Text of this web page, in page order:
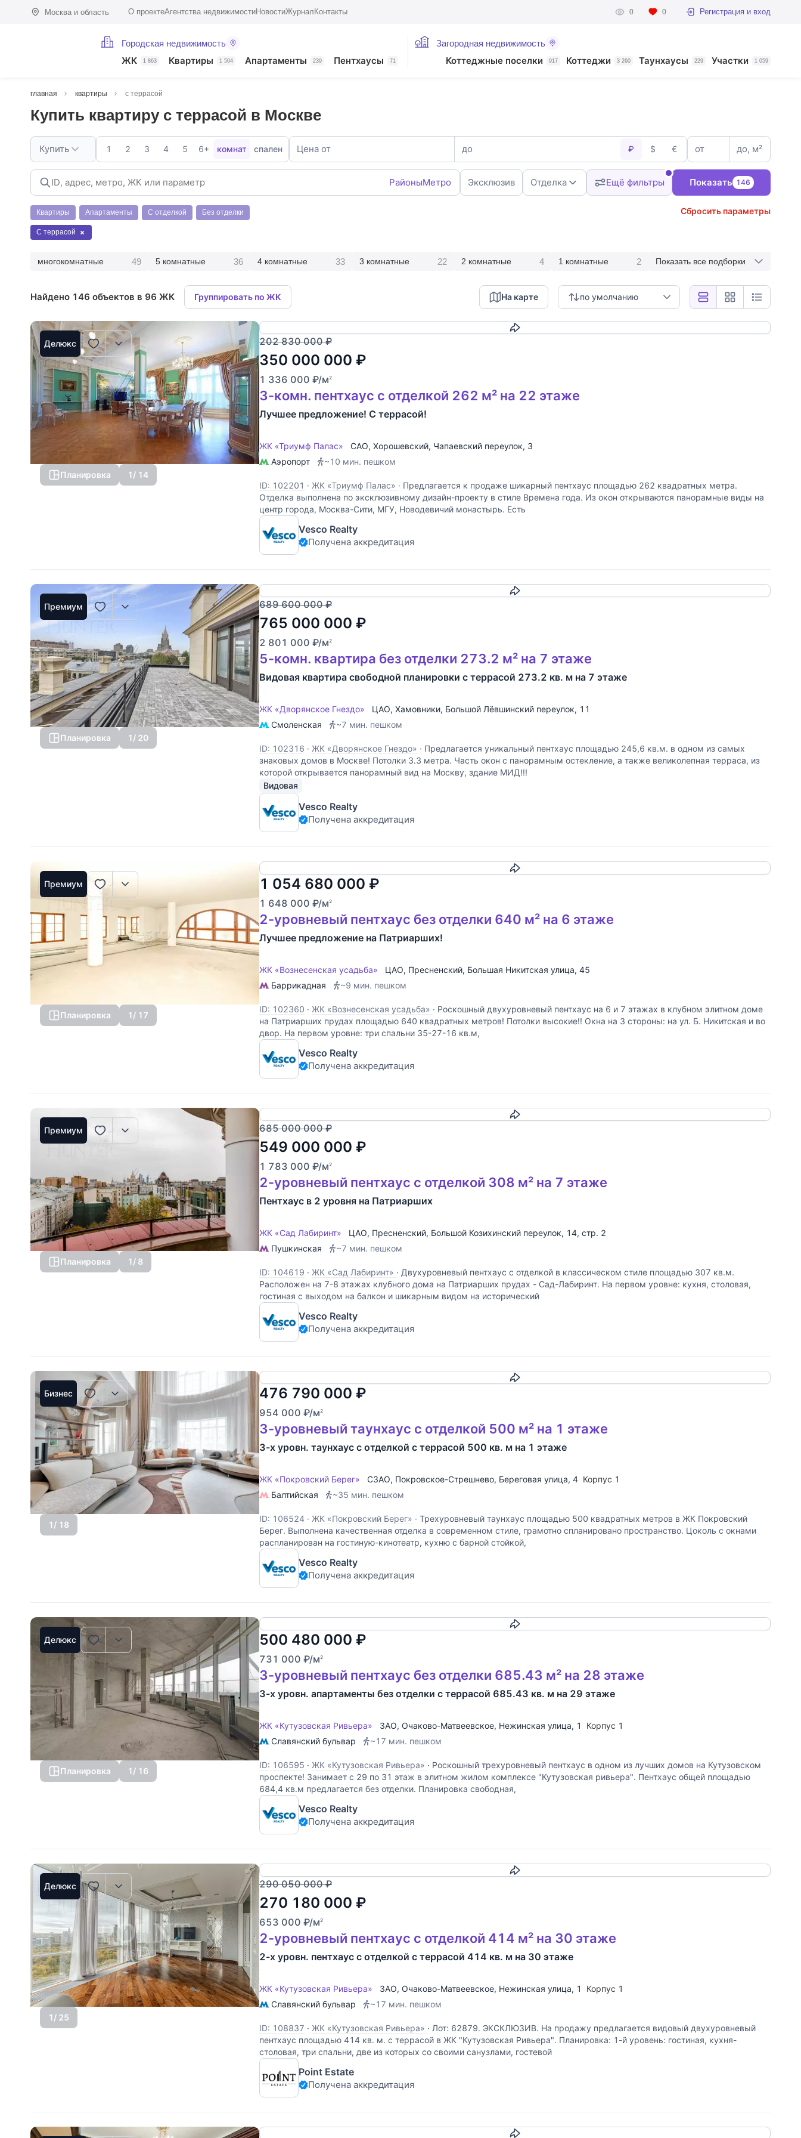
Москва и область О проектеАгентства недвижимостиНовостиЖурнал Контакты 0 0 Регистрация и вход
Городская недвижимость
ЖК 1 863 Квартиры 1 504 Апартаменты 239 Пентхаусы 71
Загородная недвижимость
Коттеджные поселки 917 Коттеджи 3 260 Таунхаусы 229 Участки 1 059
главная квартиры с террасой
Купить квартиру с террасой в Москве
Купить 1 2 3 4 5 6+ комнат спален Цена от до ₽ $ € от до, м²
РайоныМетро Эксклюзив Отделка Ещё фильтры Показать 146
Квартиры Апартаменты С отделкой Без отделки Сбросить параметры
С террасой
многокомнатные 49 5 комнатные 36 4 комнатные 33 3 комнатные 22 2 комнатные 4 1 комнатные 2 Показать все подборки
Найдено 146 объектов в 96 ЖК Группировать по ЖК по умолчанию
На карте
Делюкс
Планировка 1/ 14
Скопировать ссылку
202 830 000 ₽
350 000 000 ₽
1 336 000 ₽/м2
3-комн. пентхаус с отделкой 262 м² на 22 этаже
Лучшее предложение! С террасой!
ЖК «Триумф Палас» САО, Хорошевский, Чапаевский переулок, 3
Аэропорт
~10 мин. пешком
ID: 102201 · ЖК «Триумф Палас» · Предлагается к продаже шикарный пентхаус площадью 262 квадратных метра.
Отделка выполнена по эксклюзивному дизайн-проекту в стиле Времена года. Из окон открываются панорамные виды на
центр города, Москва-Сити, МГУ, Новодевичий монастырь. Есть
Vesco Realty
Получена аккредитация
Премиум
Планировка 1/ 20
689 600 000 ₽
765 000 000 ₽
2 801 000 ₽/м2
5-комн. квартира без отделки 273.2 м² на 7 этаже
Видовая квартира свободной планировки с террасой 273.2 кв. м на 7 этаже
ЖК «Дворянское Гнездо» ЦАО, Хамовники, Большой Лёвшинский переулок, 11
Смоленская
~7 мин. пешком
ID: 102316 · ЖК «Дворянское Гнездо» · Предлагается уникальный пентхаус площадью 245,6 кв.м. в одном из самых
знаковых домов в Москве! Потолки 3.3 метра. Часть окон с панорамным остекление, а также великолепная терраса, из
которой открывается панорамный вид на Москву, здание МИД!!!
Видовая
Vesco Realty
Получена аккредитация
Премиум
Планировка 1/ 17
1 054 680 000 ₽
1 648 000 ₽/м2
2-уровневый пентхаус без отделки 640 м² на 6 этаже
Лучшее предложение на Патриарших!
ЖК «Вознесенская усадьба» ЦАО, Пресненский, Большая Никитская улица, 45
Баррикадная
~9 мин. пешком
ID: 102360 · ЖК «Вознесенская усадьба» · Роскошный двухуровневый пентхаус на 6 и 7 этажах в клубном элитном доме
на Патриарших прудах площадью 640 квадратных метров! Потолки высокие!! Окна на 3 стороны: на ул. Б. Никитская и во
двор. На первом уровне: три спальни 35-27-16 кв.м,
Vesco Realty
Получена аккредитация
Премиум
Планировка 1/ 8
685 000 000 ₽
549 000 000 ₽
1 783 000 ₽/м2
2-уровневый пентхаус с отделкой 308 м² на 7 этаже
Пентхаус в 2 уровня на Патриарших
ЖК «Сад Лабиринт» ЦАО, Пресненский, Большой Козихинский переулок, 14, стр. 2
Пушкинская
~7 мин. пешком
ID: 104619 · ЖК «Сад Лабиринт» · Двухуровневый пентхаус с отделкой в классическом стиле площадью 307 кв.м.
Расположен на 7-8 этажах клубного дома на Патриарших прудах - Сад-Лабиринт. На первом уровне: кухня, столовая,
гостиная с выходом на балкон и шикарным видом на исторический
Vesco Realty
Получена аккредитация
Бизнес
1/ 18
476 790 000 ₽
954 000 ₽/м2
3-уровневый таунхаус с отделкой 500 м² на 1 этаже
3-х уровн. таунхаус с отделкой с террасой 500 кв. м на 1 этаже
ЖК «Покровский Берег» СЗАО, Покровское-Стрешнево, Береговая улица, 4 Корпус 1
Балтийская
~35 мин. пешком
ID: 106524 · ЖК «Покровский Берег» · Трехуровневый таунхаус площадью 500 квадратных метров в ЖК Покровский
Берег. Выполнена качественная отделка в современном стиле, грамотно спланировано пространство. Цоколь с окнами
распланирован на гостиную-кинотеатр, кухню с барной стойкой,
Vesco Realty
Получена аккредитация
Делюкс
Планировка 1/ 16
500 480 000 ₽
731 000 ₽/м2
3-уровневый пентхаус без отделки 685.43 м² на 28 этаже
3-х уровн. апартаменты без отделки с террасой 685.43 кв. м на 29 этаже
ЖК «Кутузовская Ривьера» ЗАО, Очаково-Матвеевское, Нежинская улица, 1
Корпус 1
Славянский бульвар
~17 мин. пешком
ID: 106595 · ЖК «Кутузовская Ривьера» · Роскошный трехуровневый пентхаус в одном из лучших домов на Кутузовском
проспекте! Занимает с 29 по 31 этаж в элитном жилом комплексе "Кутузовская ривьера". Пентхаус общей площадью
684,4 кв.м предлагается без отделки. Планировка свободная,
Vesco Realty
Получена аккредитация
Делюкс
1/ 25
290 050 000 ₽
270 180 000 ₽
653 000 ₽/м2
2-уровневый пентхаус с отделкой 414 м² на 30 этаже
2-х уровн. пентхаус с отделкой с террасой 414 кв. м на 30 этаже
ЖК «Кутузовская Ривьера» ЗАО, Очаково-Матвеевское, Нежинская улица, 1
Корпус 1
Славянский бульвар
~17 мин. пешком
ID: 108837 · ЖК «Кутузовская Ривьера» · Лот: 62879. ЭКСКЛЮЗИВ. На продажу предлагается видовый двухуровневый
пентхаус площадью 414 кв. м. с террасой в ЖК "Кутузовская Ривьера". Планировка: 1-й уровень: гостиная, кухня-
столовая, три спальни, две из которых со своими санузлами, гостевой
Point Estate
Получена аккредитация